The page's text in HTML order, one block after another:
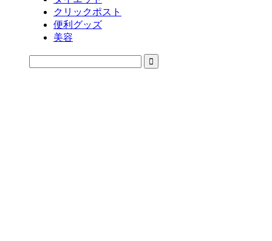
クリックポスト
便利グッズ
美容